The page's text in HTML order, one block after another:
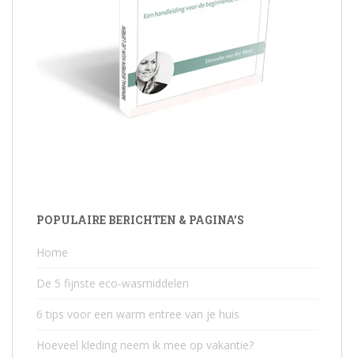
POPULAIRE BERICHTEN & PAGINA’S
Home
De 5 fijnste eco-wasmiddelen
6 tips voor een warm entree van je huis
Hoeveel kleding neem ik mee op vakantie?